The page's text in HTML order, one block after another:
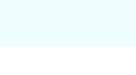
personalized
about the Franck